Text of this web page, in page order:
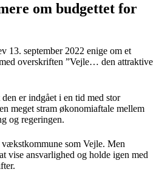
om budgettet for
13. september 2022 enige om et
overskriften ”Vejle… den attraktive
er indgået i en tid med stor
meget stram økonomiaftale mellem
og regeringen.
som Vejle. Men
vise ansvarlighed og holde igen med